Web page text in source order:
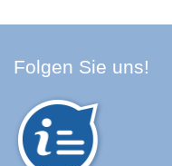
Folgen Sie uns!